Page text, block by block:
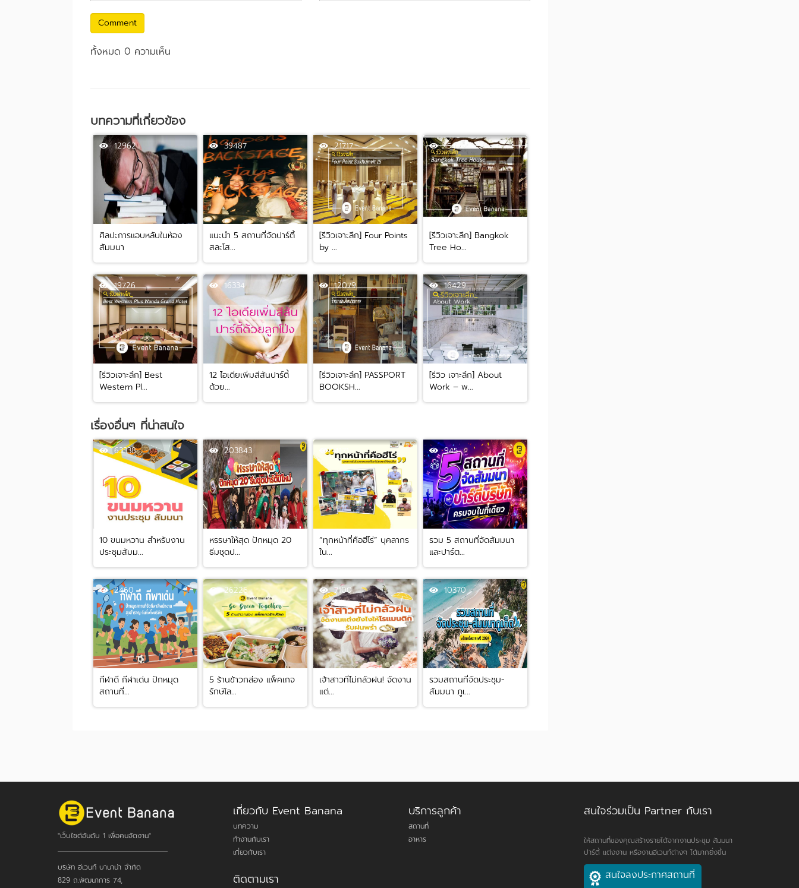
Comment
ทั้งหมด 0 ความเห็น
บทความที่เกี่ยวข้อง
12962
ศิลปะการแอบหลับในห้อง
สัมมนา
39487
แนะนำ 5 สถานที่จัดปาร์ตี้
สละโส...
21717
[รีวิวเจาะลึก] Four Points
by ...
15446
[รีวิวเจาะลึก] Bangkok
Tree Ho...
19726
[รีวิวเจาะลึก] Best
Western Pl...
16334
12 ไอเดียเพิ่มสีสันปาร์ตี้
ด้วย...
12079
[รีวิวเจาะลึก] PASSPORT
BOOKSH...
16429
[รีวิว เจาะลึก] About
Work – พ...
เรื่องอื่นๆ ที่น่าสนใจ
63338
10 ขนมหวาน สำหรับงาน
ประชุมสัมม...
203843
หรรษาให้สุด ปักหมุด 20
ธีมชุดป...
4171
“ทุกหน้าที่คือฮีโร่” บุคลากร
ใน...
945
รวม 5 สถานที่จัดสัมมนา
และปาร์ต...
2460
กีฬาดี กีฬาเด่น ปักหมุด
สถานที่...
26226
5 ร้านข้าวกล่อง แพ็คเกจ
รักษ์โล...
7100
เจ้าสาวที่ไม่กลัวฝน! จัดงาน
แต่...
10370
รวมสถานที่จัดประชุม-
สัมมนา ภูเ...
"เว็บไซต์อันดับ 1 เพื่อคนจัดงาน"
บริษัท อีเวนท์ บานาน่า จำกัด
829 ถ.พัฒนาการ 74,
เกี่ยวกับ Event Banana
บทความ
ทำงานกับเรา
เกี่ยวกับเรา
ติดตามเรา
บริการลูกค้า
สถานที่
อาหาร
สนใจร่วมเป็น Partner กับเรา
ให้สถานที่ของคุณสร้างรายได้จากงานประชุม สัมมนา
ปาร์ตี้ แต่งงาน หรืองานอีเวนท์ต่างๆ ได้มากยิ่งขึ้น
สนใจลงประกาศสถานที่